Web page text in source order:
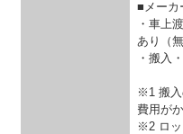
■メーカ
・車上
あり（無
・搬入
※1 搬入
費用が
※2 ロッ